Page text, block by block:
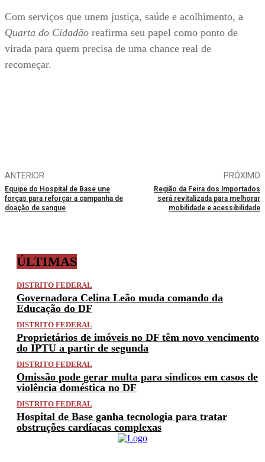
Com serviços que unem justiça, saúde e acolhimento, a
Quarta do Cidadão reafirma seu papel como ponto de
virada para quem precisa de uma chance real de
recomeçar.
ANTERIOR
Equipe do Hospital de Base une
forças para reforçar a campanha de
doação de sangue
PRÓXIMO
Região da Feira dos Importados
será revitalizada para melhorar
mobilidade e acessibilidade
ÚLTIMAS
DISTRITO FEDERAL
Governadora Celina Leão muda comando da
Educação do DF
DISTRITO FEDERAL
Proprietários de imóveis no DF têm novo vencimento
do IPTU a partir de segunda
DISTRITO FEDERAL
Omissão pode gerar multa para síndicos em casos de
violência doméstica no DF
DISTRITO FEDERAL
Hospital de Base ganha tecnologia para tratar
obstruções cardíacas complexas